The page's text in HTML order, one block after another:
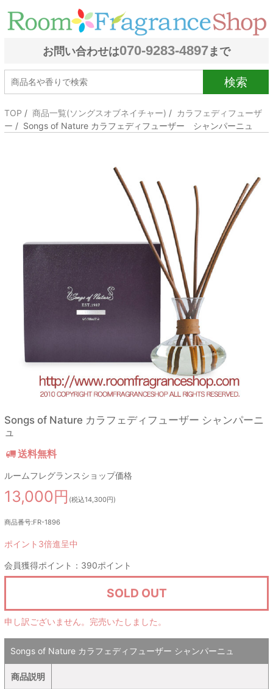
お問い合わせは070-9283-4897まで
検索
TOP / 商品一覧(ソングスオブネイチャー) / カラフェディフューザ
ー / Songs of Nature カラフェディフューザー シャンパーニュ
Songs of Nature カラフェディフューザー シャンパーニ
ュ
送料無料
ルームフレグランスショップ価格
13,000円 (税込14,300円)
商品番号:FR-1896
ポイント3倍進呈中
会員獲得ポイント：390ポイント
SOLD OUT
申し訳ございません。完売いたしました。
Songs of Nature カラフェディフューザー シャンパーニュ
商品説明